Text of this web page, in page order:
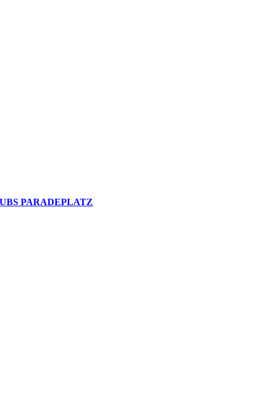
UBS PARADEPLATZ